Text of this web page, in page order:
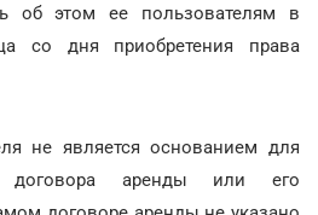
об этом ее пользователям в
со дня приобретения права
не является основанием для
договора аренды или его